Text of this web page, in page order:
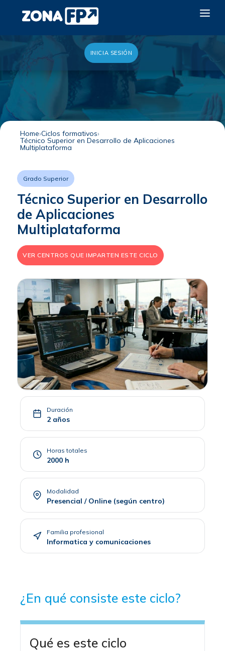
NOTICIAS
QUIERO EXPONER
INICIA SESIÓN
Home Ciclos formativos
Técnico Superior en Desarrollo de Aplicaciones
Multiplataforma
Grado Superior
Técnico Superior en Desarrollo
de Aplicaciones
Multiplataforma
VER CENTROS QUE IMPARTEN ESTE CICLO
Duración
2 años
Horas totales
2000 h
Modalidad
Presencial / Online (según centro)
Familia profesional
Informatica y comunicaciones
¿En qué consiste este ciclo?
Qué es este ciclo